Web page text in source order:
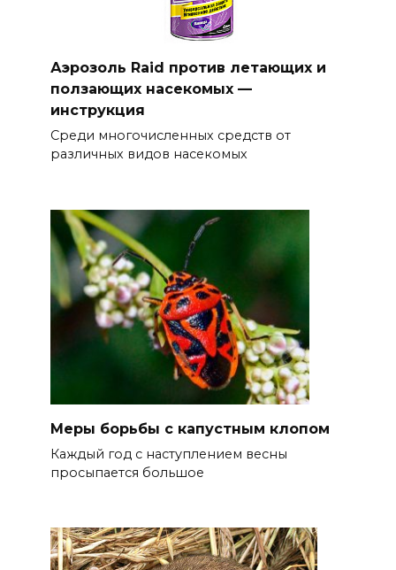
Аэрозоль Raid против летающих и
ползающих насекомых —
инструкция
Среди многочисленных средств от
различных видов насекомых
Меры борьбы с капустным клопом
Каждый год с наступлением весны
просыпается большое